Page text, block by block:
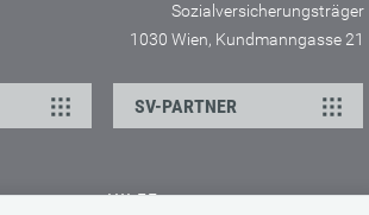
Sozialversicherungsträger
1030 Wien, Kundmanngasse 21
SV-PARTNER
HILFE